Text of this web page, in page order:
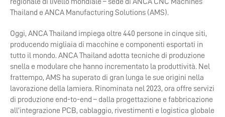
Thailand e ANCA Manufacturing Solutions (AMS).
Oggi, ANCA Thailand impiega oltre 440 persone in cinque siti,
producendo migliaia di macchine e componenti esportati in
tutto il mondo. ANCA Thailand adotta tecniche di produzione
snella e modulare che hanno incrementato la produttività. Nel
frattempo, AMS ha superato di gran lunga le sue origini nella
lavorazione della lamiera. Rinominata nel 2023, ora offre servizi
di produzione end-to-end – dalla progettazione e fabbricazione
all’integrazione PCB, cablaggio, rivestimenti e logistica globale